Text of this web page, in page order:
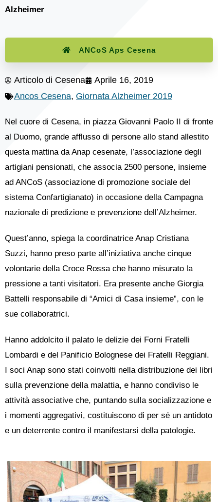
Alzheimer
ANCoS Aps Cesena
Articolo di Cesena
Aprile 16, 2019
Ancos Cesena, Giornata Alzheimer 2019
Nel cuore di Cesena, in piazza Giovanni Paolo II di fronte
al Duomo, grande afflusso di persone allo stand allestito
questa mattina da Anap cesenate, l’associazione degli
artigiani pensionati, che associa 2500 persone, insieme
ad ANCoS (associazione di promozione sociale del
sistema Confartigianato) in occasione della Campagna
nazionale di predizione e prevenzione dell’Alzheimer.
Quest’anno, spiega la coordinatrice Anap Cristiana
Suzzi, hanno preso parte all’iniziativa anche cinque
volontarie della Croce Rossa che hanno misurato la
pressione a tanti visitatori. Era presente anche Giorgia
Battelli responsabile di “Amici di Casa insieme”, con le
sue collaboratrici.
Hanno addolcito il palato le delizie dei Forni Fratelli
Lombardi e del Panificio Bolognese dei Fratelli Reggiani.
I soci Anap sono stati coinvolti nella distribuzione dei libri
sulla prevenzione della malattia, e hanno condiviso le
attività associative che, puntando sulla socializzazione e
i momenti aggregativi, costituiscono di per sé un antidoto
e un deterrente contro il manifestarsi della patologie.